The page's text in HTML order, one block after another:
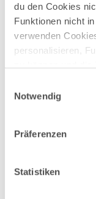
du den Cookies
Funktionen nicht
verwenden
personalisieren,
deiner
möglicherweise
Nutzung der
Notwendig
Präferenzen
Statistiken
BLOGPOST
MIT VIDEO
Hoch hinaus